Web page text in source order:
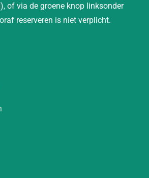
of via de groene knop linksonder
reserveren is niet verplicht.